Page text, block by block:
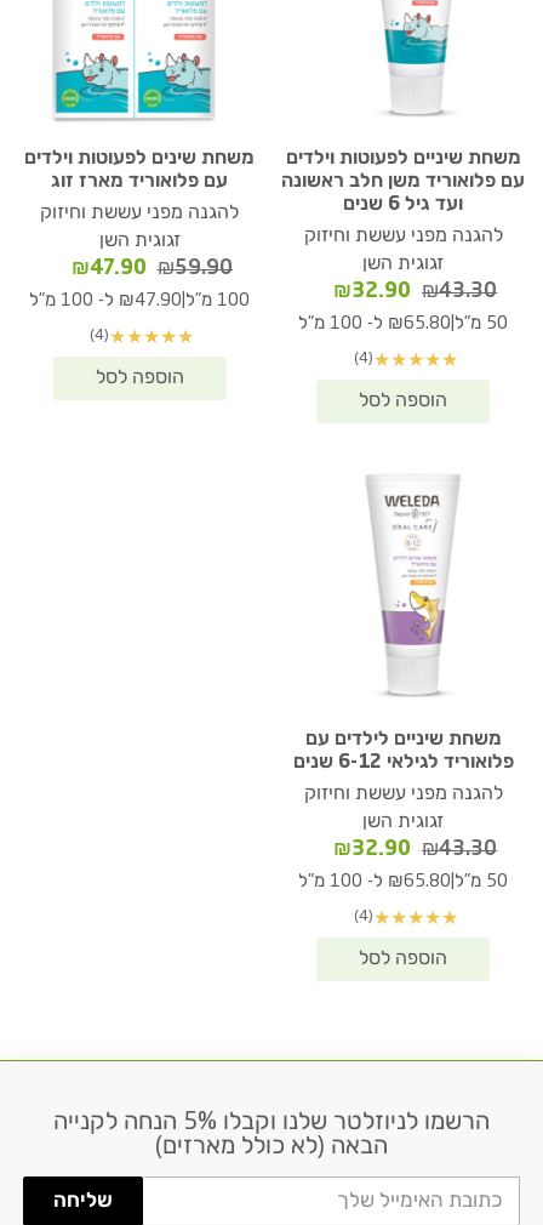
משחת שיניים לפעוטות וילדים
עם פלואוריד משן חלב ראשונה
ועד גיל 6 שנים
להגנה מפני עששת וחיזוק
זגוגית השן
₪43.30
המחיר
המקורי
₪43.30.
₪32.90
המחיר
הנוכחי
50 מ"ל ₪65.80 ל- 100 מ"ל
★
★
★
★
★
(4)
משחת שינים לפעוטות וילדים
עם פלואוריד מארז זוג
להגנה מפני עששת וחיזוק
זגוגית השן
₪59.90
המחיר
המקורי
₪59.90.
₪47.90
הנוכחי
100 מ"ל ₪47.90 ל- 100 מ"ל
★
★
★
★
★
(4)
משחת שיניים לילדים עם
פלואוריד לגילאי 6-12 שנים
להגנה מפני עששת וחיזוק
זגוגית השן
₪43.30
המחיר
המקורי
₪43.30.
₪32.90
המחיר
הנוכחי
50 מ"ל ₪65.80 ל- 100 מ"ל
★
★
★
★
★
(4)
הרשמו לניוזלטר שלנו וקבלו 5% הנחה לקנייה
הבאה (לא כולל מארזים)
דוא׳׳ל
שליחה